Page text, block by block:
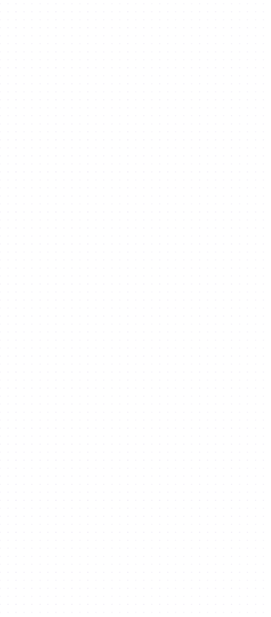
Industry Clusters and Associations are designed to foster
Innovation, enrich economic growth, facilitate knowledge
transfer and provide access to the talent pool
Development xTech
Explore our offerings at Dubai Silicon
Oasis
Business Setup
in Dubai Silicon Oasis